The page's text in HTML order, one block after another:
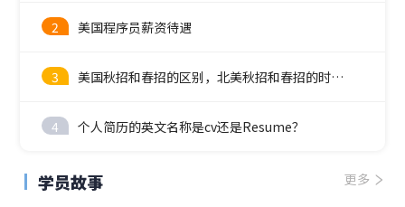
2 美国程序员薪资待遇
3 美国秋招和春招的区别，北美秋招和春招的时间线
4 个人简历的英文名称是cv还是Resume？
学员故事 更多